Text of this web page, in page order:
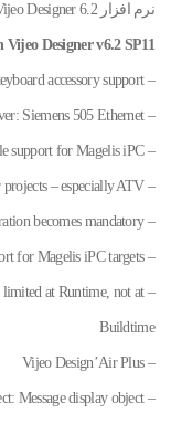
نرم افزار Vijeo Designer 6.2
Vijeo Designer v6.2 SP11:
– USB keyboard accessory support
– New Driver: Siemens 505 Ethernet
– RS485 Module support for Magelis iPC
– Templates to use in starting customer projects – especially ATV
– Registration: Vijeo Designer registration becomes mandatory
– Vijeo Design’Air and Air Plus support for Magelis iPC targets
limited at Runtime, not at
Buildtime
– Vijeo Design’Air Plus
– New object: Message display object